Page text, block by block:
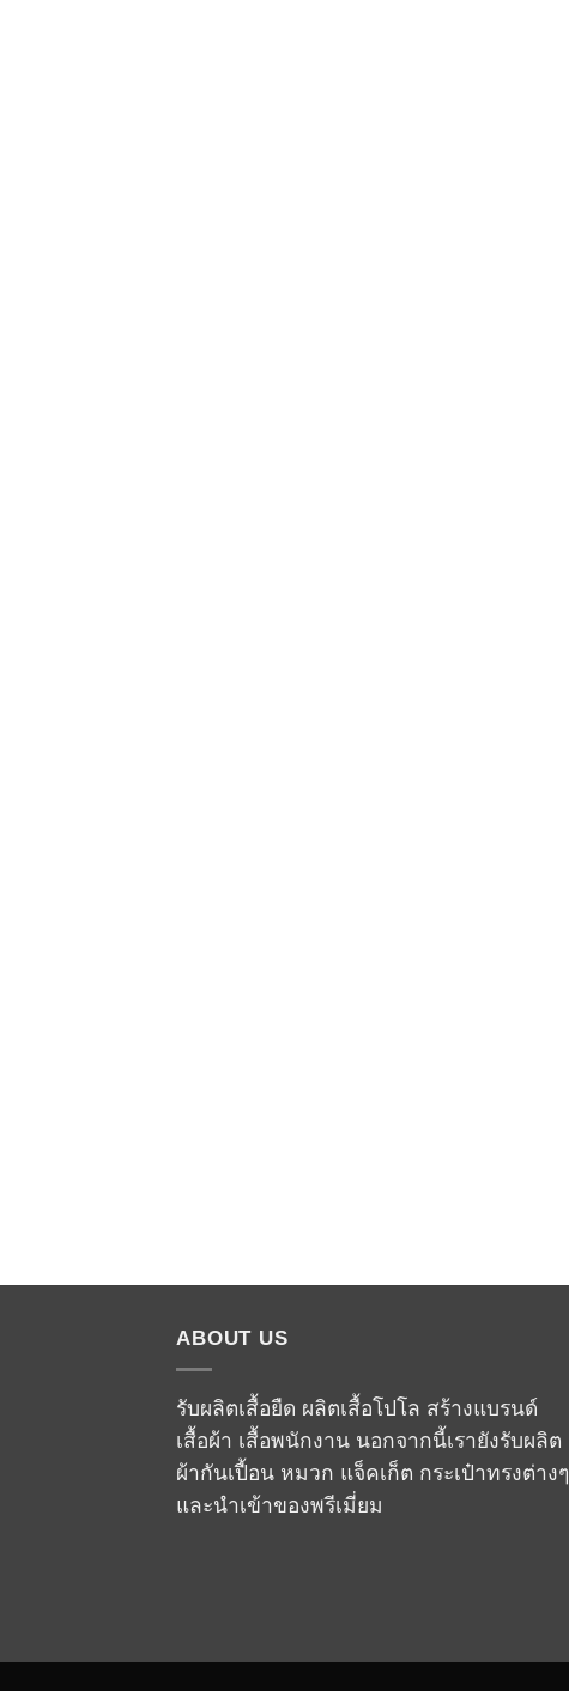
ABOUT US
รับผลิตเสื้อยืด ผลิตเสื้อโปโล สร้างแบรนด์
เสื้อผ้า เสื้อพนักงาน นอกจากนี้เรายังรับผลิต
ผ้ากันเปื้อน หมวก แจ็คเก็ต กระเป๋าทรงต่างๆ
และนำเข้าของพรีเมี่ยม